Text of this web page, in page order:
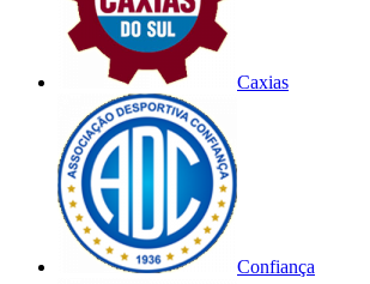
Caxias
Confiança